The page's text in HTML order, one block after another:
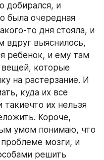
добирался, и
была очередная
то дня стояла, и
вдруг выяснилось,
ребенок, и ему там
вещей, которые
на растерзание. И
куда их все
их нельзя
Короче,
умом понимаю, что
мозги, и
решить